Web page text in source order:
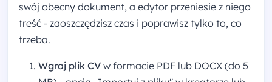
swój obecny dokument, a edytor przeniesie z niego
treść - zaoszczędzisz czas i poprawisz tylko to, co
trzeba.
Wgraj plik CV w formacie PDF lub DOCX (do 5